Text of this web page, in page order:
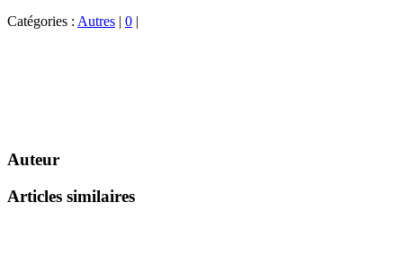
Catégories : Autres | 0 |
Auteur
Articles similaires